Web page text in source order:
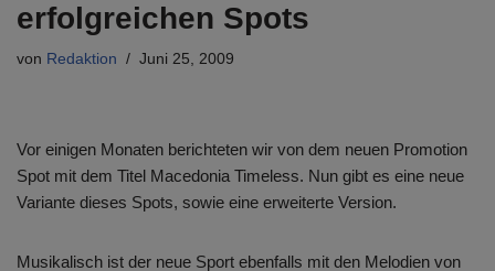
erfolgreichen Spots
von Redaktion Juni 25, 2009
Vor einigen Monaten berichteten wir von dem neuen Promotion
Spot mit dem Titel Macedonia Timeless. Nun gibt es eine neue
Variante dieses Spots, sowie eine erweiterte Version.
Musikalisch ist der neue Sport ebenfalls mit den Melodien von